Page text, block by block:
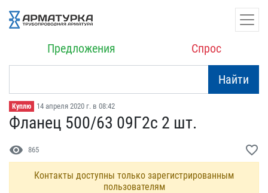
Предложения Спрос
Найти
Куплю 14 апреля 2020 г. в 08:42
Фланец 500/63 09Г2с 2 шт​.
visibility 865 favorite_border
Контакты доступны только зарегистрированным
пользователям